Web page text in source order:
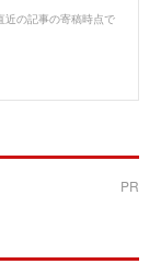
近の記事の寄稿時点で
PR